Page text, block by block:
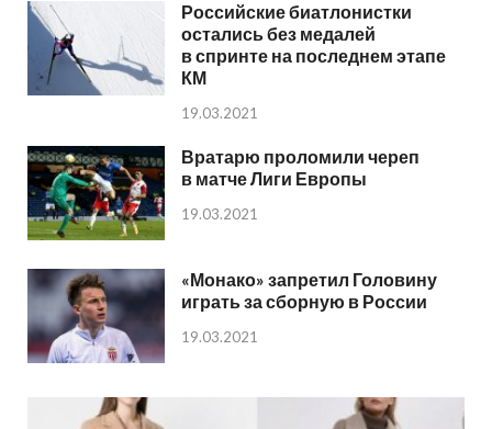
Российские биатлонистки
остались без медалей
в спринте на последнем этапе
КМ
19.03.2021
Вратарю проломили череп
в матче Лиги Европы
19.03.2021
«Монако» запретил Головину
играть за сборную в России
19.03.2021